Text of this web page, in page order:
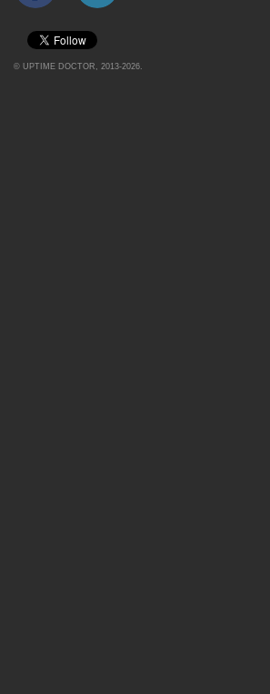
© UPTIME DOCTOR , 2013-2026.